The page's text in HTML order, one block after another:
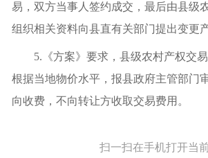
易，双方当事人签约成交，最后由县级
组织相关资料向县直有关部门提出变更
5.《方案》要求，县级农村产权交
根据当地物价水平，报县政府主管部门
向收费，不向转让方收取交易费用。
扫一扫在手机打开当